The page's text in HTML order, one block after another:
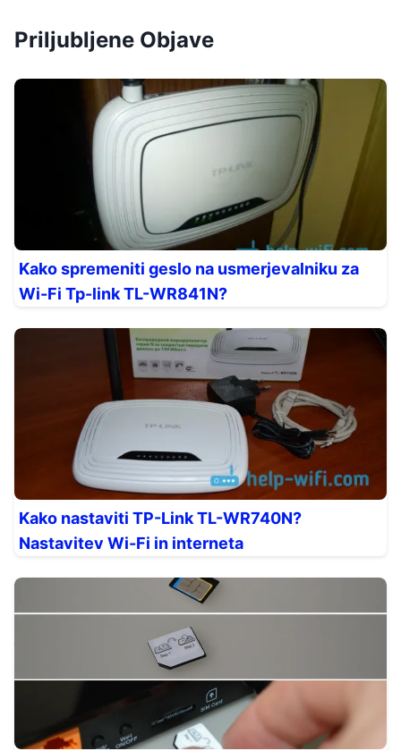
Priljubljene Objave
Kako spremeniti geslo na usmerjevalniku za
Wi-Fi Tp-link TL-WR841N?
Kako nastaviti TP-Link TL-WR740N?
Nastavitev Wi-Fi in interneta